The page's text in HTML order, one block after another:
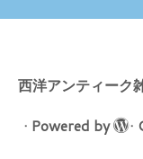
西洋アンティーク
· Powered by ·